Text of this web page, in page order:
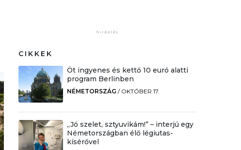
CIKKEK
Öt ingyenes és kettő 10 euró alatti
program Berlinben
NÉMETORSZÁG / OKTÓBER 17.
„Jó szelet, sztyuvikám!” – interjú egy
Németországban élő légiutas-
kísérővel